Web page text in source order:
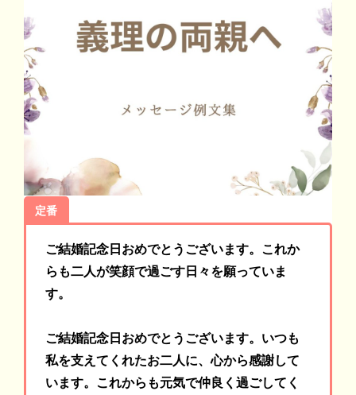
定番
ご結婚記念日おめでとうございます。これか
らも二人が笑顔で過ごす日々を願っていま
す。
ご結婚記念日おめでとうございます。いつも
私を支えてくれたお二人に、心から感謝して
います。これからも元気で仲良く過ごしてく